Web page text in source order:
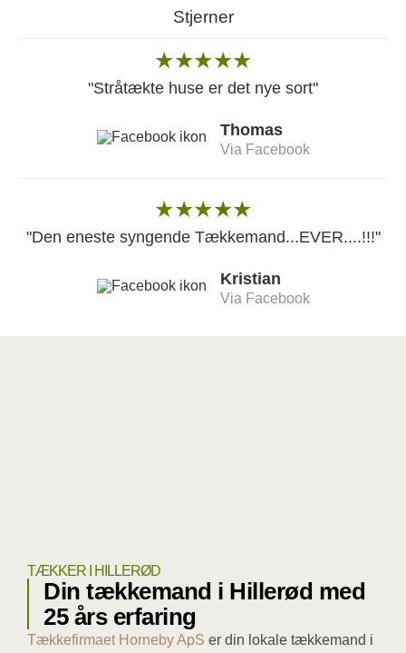
Stjerner
★★★★★
"Stråtækte huse er det nye sort"
Thomas
Via Facebook
★★★★★
"Den eneste syngende Tækkemand...EVER....!!!"
Kristian
Via Facebook
TÆKKER I HILLERØD
Din tækkemand i Hillerød med
25 års erfaring
Tækkefirmaet Horneby ApS er din lokale tækkemand i